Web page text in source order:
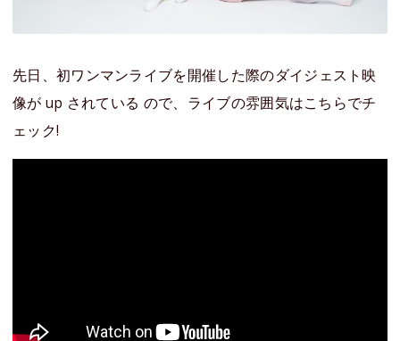
先日、初ワンマンライブを開催した際のダイジェスト映
像が up されている ので、ライブの雰囲気はこちらでチ
ェック!